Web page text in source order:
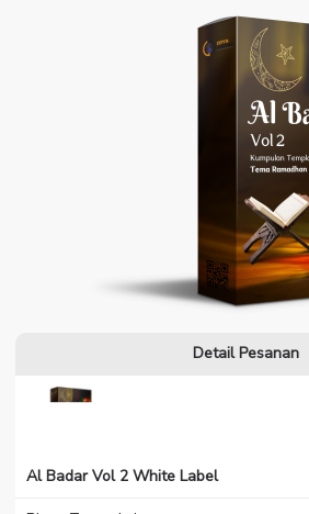
Detail Pesanan
Al Badar Vol 2 White Label